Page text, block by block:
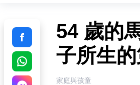
54 歲的
子所生
家庭與孩童